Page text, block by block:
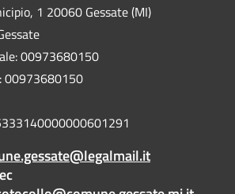
1 20060 Gessate (MI)
00973680150
00973680150